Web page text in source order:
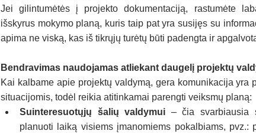
Jei gilintumėtės į projekto dokumentaciją, rastumėte
išskyrus mokymo planą, kuris taip pat yra susijęs su
apima ne viską, kas iš tikrųjų turėtų būti padengta ir
Bendravimas naudojamas atliekant daugelį projektų
Kai kalbame apie projektų valdymą, gera komunikacija yra
situacijomis, todėl reikia atitinkamai parengti veiksmų planą:
Suinteresuotųjų šalių valdymui – čia svarbiausia
planuoti laiką visiems įmanomiems pokalbiams, pvz.: